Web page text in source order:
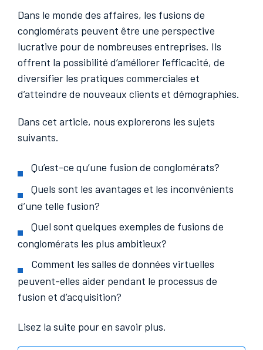
Dans le monde des affaires, les fusions de
conglomérats peuvent être une perspective
lucrative pour de nombreuses entreprises. Ils
offrent la possibilité d’améliorer l’efficacité, de
diversifier les pratiques commerciales et
d’atteindre de nouveaux clients et démographies.
Dans cet article, nous explorerons les sujets
suivants.
Qu’est-ce qu’une fusion de conglomérats?
Quels sont les avantages et les inconvénients
d’une telle fusion?
Quel sont quelques exemples de fusions de
conglomérats les plus ambitieux?
Comment les salles de données virtuelles
peuvent-elles aider pendant le processus de
fusion et d’acquisition?
Lisez la suite pour en savoir plus.